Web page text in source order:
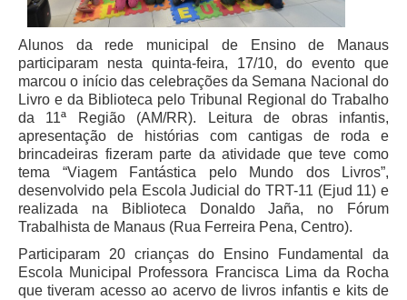
Comitê Gestor Regional do PJe
Comitê Gestor Regional do e-Gestão e de Tabelas
Processuais Unificadas
Comitê do Datajud
Comissão Regional de Pesquisa Judiciária e Ciência de
Dados
Comissão de Ética
Comitê de Priorização do Primeiro Grau
Comissão de Uniformização de Jurisprudência
Comitê de Gestão de Pessoas
Comissão de Vitaliciamento
Alunos da rede municipal de Ensino de Manaus
participaram nesta quinta-feira, 17/10, do evento que
marcou o início das celebrações da Semana Nacional do
Livro e da Biblioteca pelo Tribunal Regional do Trabalho
da 11ª Região (AM/RR). Leitura de obras infantis,
apresentação de histórias com cantigas de roda e
brincadeiras fizeram parte da atividade que teve como
tema “Viagem Fantástica pelo Mundo dos Livros”,
desenvolvido pela Escola Judicial do TRT-11 (Ejud 11) e
realizada na Biblioteca Donaldo Jaña, no Fórum
Trabalhista de Manaus (Rua Ferreira Pena, Centro).
Participaram 20 crianças do Ensino Fundamental da
Escola Municipal Professora Francisca Lima da Rocha
que tiveram acesso ao acervo de livros infantis e kits de